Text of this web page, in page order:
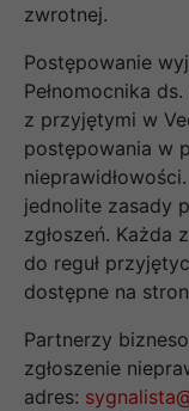
zwrotnej.
Postępowanie
Pełnomocnika
z przyjętymi w
postępowania w
jednolite zasady
zgłoszeń. Każda
do reguł
dostępne na
Partnerzy
zgłoszenie
adres: